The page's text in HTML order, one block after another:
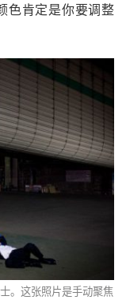
色肯定是你要调整
。这张照片是手动聚焦